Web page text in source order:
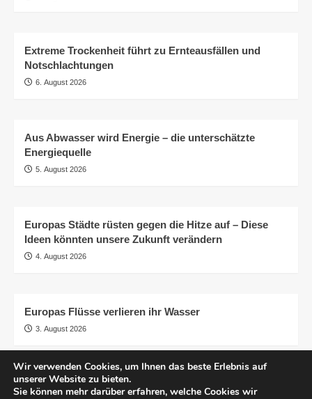
Extreme Trockenheit führt zu Ernteausfällen und
Notschlachtungen
6. August 2026
Aus Abwasser wird Energie – die unterschätzte
Energiequelle
5. August 2026
Europas Städte rüsten gegen die Hitze auf – Diese
Ideen könnten unsere Zukunft verändern
4. August 2026
Europas Flüsse verlieren ihr Wasser
3. August 2026
AGB Impressum
Wir verwenden Cookies, um Ihnen das beste Erlebnis auf
unserer Website zu bieten.
Sie können mehr darüber erfahren, welche Cookies wir